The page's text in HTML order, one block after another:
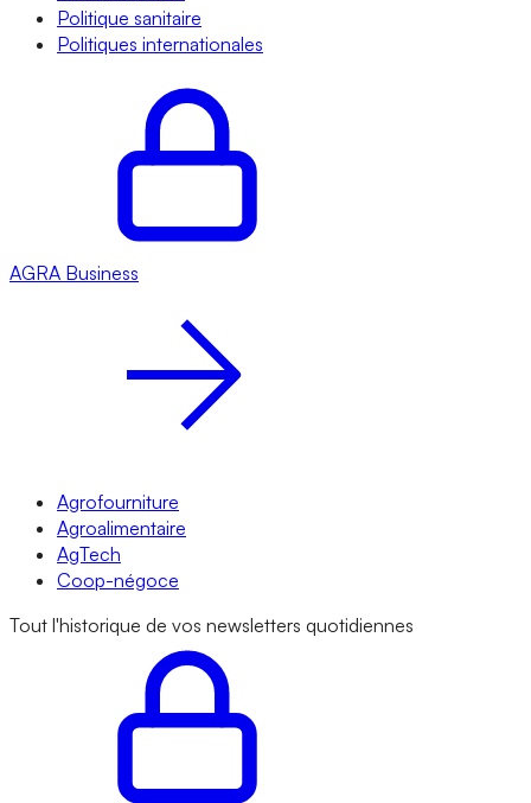
Politique sanitaire
Politiques internationales
AGRA Business
Agrofourniture
Agroalimentaire
AgTech
Coop-négoce
Tout l'historique de vos newsletters quotidiennes